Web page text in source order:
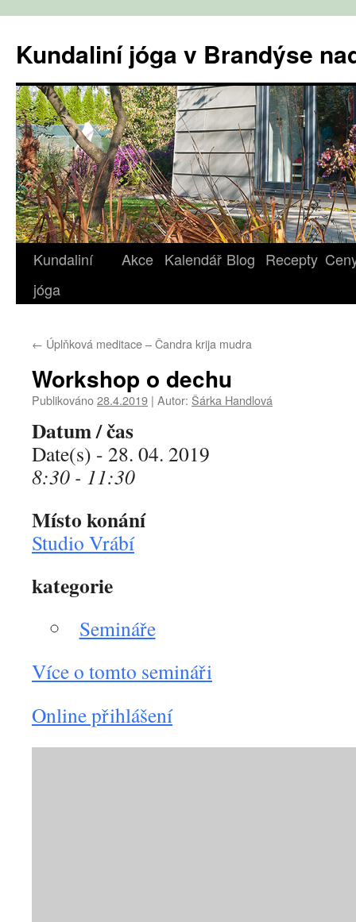
obsahu
webu
Kundaliní jóga v Brandýse
Kundaliní
jóga
Akce Kalendář Blog Recepty
← Úplňková meditace – Čandra krija mudra
Workshop o dechu
Publikováno28.4.2019 | Autor: Šárka Handlová
Datum / čas
Date(s) - 28. 04. 2019
8:30 - 11:30
Místo konání
Studio Vrábí
kategorie
Semináře
Více o tomto semináři
Online přihlášení